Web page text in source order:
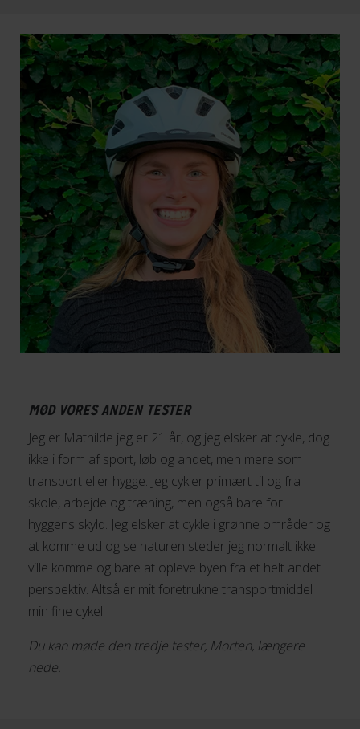
MØD VORES ANDEN TESTER
Jeg er Mathilde jeg er 21 år, og jeg elsker at cykle, dog
ikke i form af sport, løb og andet, men mere som
transport eller hygge. Jeg cykler primært til og fra
skole, arbejde og træning, men også bare for
hyggens skyld. Jeg elsker at cykle i grønne områder og
at komme ud og se naturen steder jeg normalt ikke
ville komme og bare at opleve byen fra et helt andet
perspektiv. Altså er mit foretrukne transportmiddel
min fine cykel.
Du kan møde den tredje tester, Morten, længere
nede.